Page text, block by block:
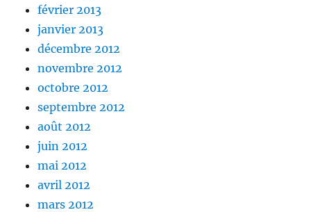
février 2013
janvier 2013
décembre 2012
novembre 2012
octobre 2012
septembre 2012
août 2012
juin 2012
mai 2012
avril 2012
mars 2012